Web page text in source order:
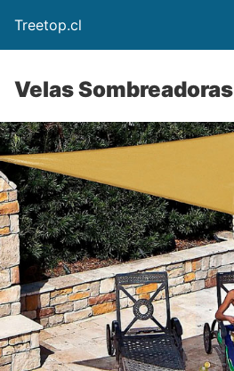
Treetop.cl
Velas Sombreadoras